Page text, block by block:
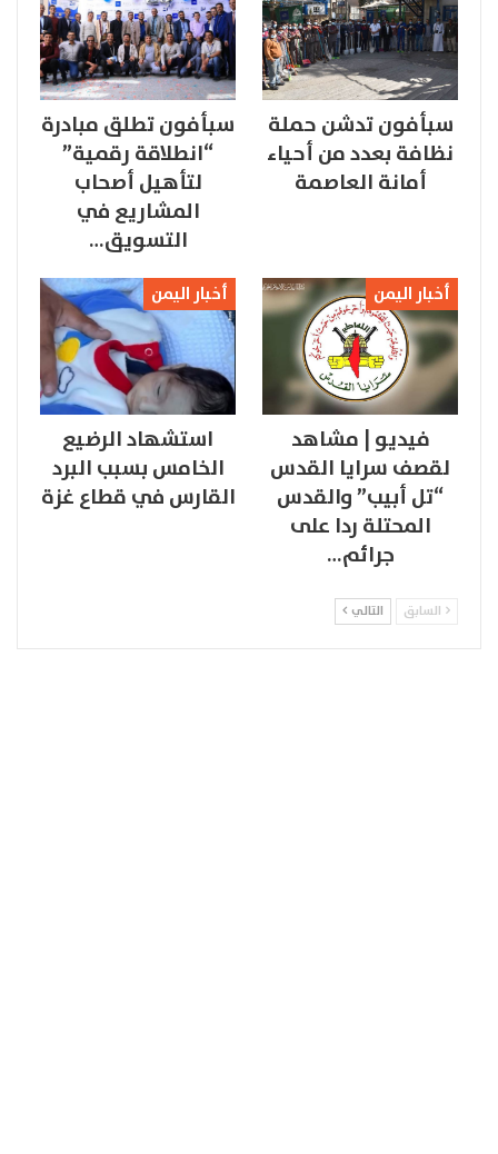
سبأفون تدشن حملة
نظافة بعدد من أحياء
أمانة العاصمة
سبأفون تطلق مبادرة
“انطلاقة رقمية”
لتأهيل أصحاب
المشاريع في
التسويق…
أخبار اليمن
فيديو | مشاهد
لقصف سرايا القدس
“تل أبيب” والقدس
المحتلة ردا على
جرائم…
أخبار اليمن
استشهاد الرضيع
الخامس بسبب البرد
القارس في قطاع غزة
السابق التالي